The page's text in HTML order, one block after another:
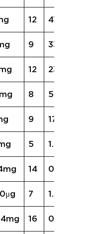
12 47mg
9 33mg
12 237mg
8 5.3mg
9 17mg
5 1.7mg
14 0.33mg
7 1.30μg
16 0.21mg